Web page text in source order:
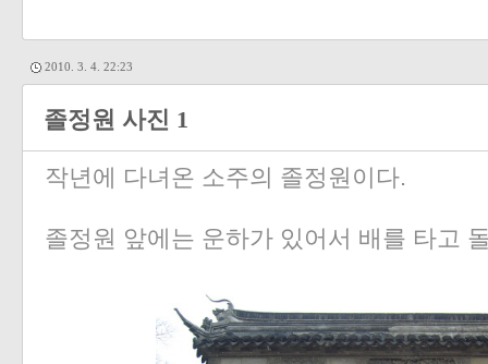
2010. 3. 4. 22:23
졸정원 사진 1
작년에 다녀온 소주의 졸정원이다.
졸정원 앞에는 운하가 있어서 배를 타고